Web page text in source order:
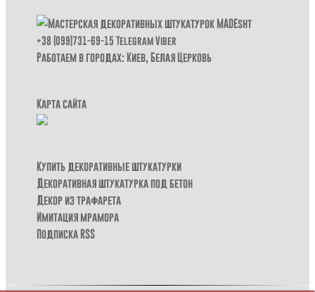
+38 (099)731-69-15 TelegramViber
Работаем в городах: Киев,Белая Церковь
Карта сайта
Купить декоративные штукатурки
Декоративная штукатурка под бетон
Декор из трафарета
Имитация мрамора
Подписка RSS